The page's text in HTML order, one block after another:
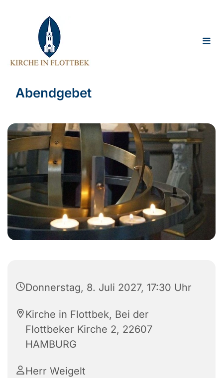
Abendgebet
Donnerstag, 8. Juli 2027, 17:30 Uhr
Kirche in Flottbek, Bei der
Flottbeker Kirche 2, 22607
HAMBURG
Herr Weigelt